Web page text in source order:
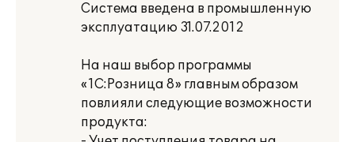
Система введена в промышленную
эксплуатацию 31.07.2012
На наш выбор программы
«1С:Розница 8» главным образом
повлияли следующие возможности
продукта: